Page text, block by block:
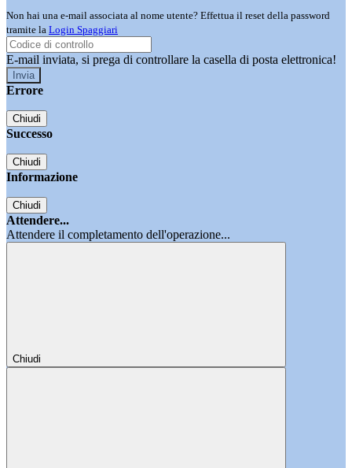
Non hai una e-mail associata al nome utente? Effettua il reset della password
tramite la Login Spaggiari
E-mail inviata, si prega di controllare la casella di posta elettronica!
Errore
Chiudi
Successo
Chiudi
Informazione
Chiudi
Attendere...
Attendere il completamento dell'operazione...
Chiudi